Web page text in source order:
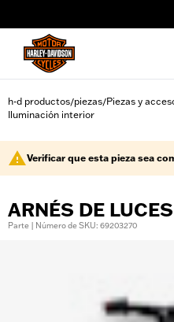
h-d productos/piezas/Piezas y
Iluminación interior
Verificar que esta pieza sea
ARNÉS DE
Parte | Número de SKU: 69203270